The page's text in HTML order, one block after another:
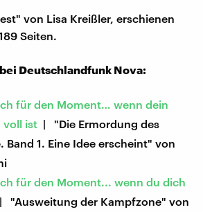
von Lisa Kreißler, erschienen
Seiten.
Deutschlandfunk Nova:
für den Moment… wenn dein
voll ist | "Die Ermordung des
Band 1. Eine Idee erscheint" von
für den Moment... wenn du dich
| "Ausweitung der Kampfzone" von